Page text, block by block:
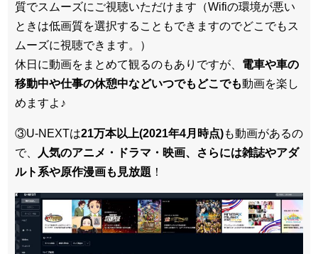
質でスムーズにご視聴いただけます（Wifiの環境が悪い
ときは低画質を選択することもできますのでどこでもス
ムーズに視聴できます。）
休日に動画をまとめて観るのもありですが、 電車や車の
移動中や仕事の休憩中などいつでもどこでも動画を楽し
めますよ♪
③U-NEXTは21万本以上(2021年4月時点)も動画があるの
で、
人気のアニメ・ドラマ・映画、さらには雑誌やアダ
ルト系や原作漫画も見放題 ！